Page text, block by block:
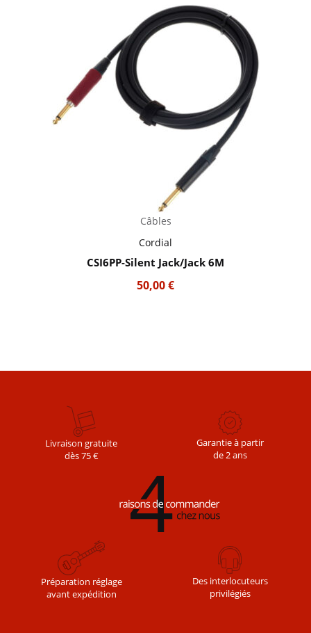
Câbles
Cordial
CSI6PP-Silent Jack/Jack 6M
50,00€
Livraison gratuite
dès 75 €
Garantie à partir
de 2 ans
Préparation réglage
avant expédition
Des interlocuteurs
privilégiés